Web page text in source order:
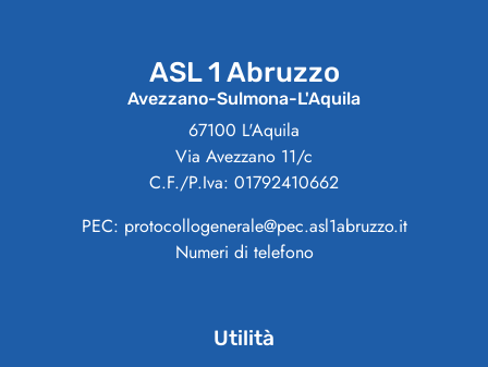
ASL 1 Abruzzo
Avezzano-Sulmona-L'Aquila
67100 L'Aquila
Via Avezzano 11/c
C.F./P.Iva: 01792410662
PEC: protocollogenerale@pec.asl1abruzzo.it
Numeri di telefono
Utilità